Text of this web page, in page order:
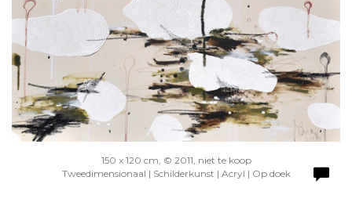
150 x 120 cm, © 2011, niet te koop
Tweedimensionaal | Schilderkunst | Acryl | Op doek